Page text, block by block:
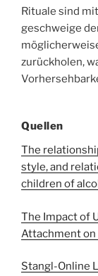
Rituale sind
geschweige
zurückholen,
Quellen
The
style, and
children of
The Impact of
Attachment on
Stangl-Online